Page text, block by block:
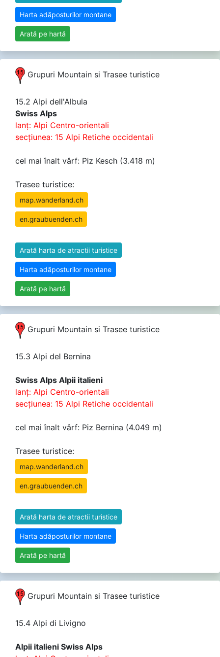
Harta adăposturilor montane
Arată pe hartă
Grupuri Mountain si Trasee turistice
15.2 Alpi dell'Albula
Swiss Alps
lanţ: Alpi Centro-orientali
secţiunea: 15 Alpi Retiche occidentali
cel mai înalt vârf: Piz Kesch (3.418 m)
Trasee turistice:
map.wanderland.ch
en.graubuenden.ch
Arată harta de atractii turistice
Harta adăposturilor montane
Arată pe hartă
Grupuri Mountain si Trasee turistice
15.3 Alpi del Bernina
Swiss Alps Alpii italieni
lanţ: Alpi Centro-orientali
secţiunea: 15 Alpi Retiche occidentali
cel mai înalt vârf: Piz Bernina (4.049 m)
Trasee turistice:
map.wanderland.ch
en.graubuenden.ch
Arată harta de atractii turistice
Harta adăposturilor montane
Arată pe hartă
Grupuri Mountain si Trasee turistice
15.4 Alpi di Livigno
Alpii italieni Swiss Alps